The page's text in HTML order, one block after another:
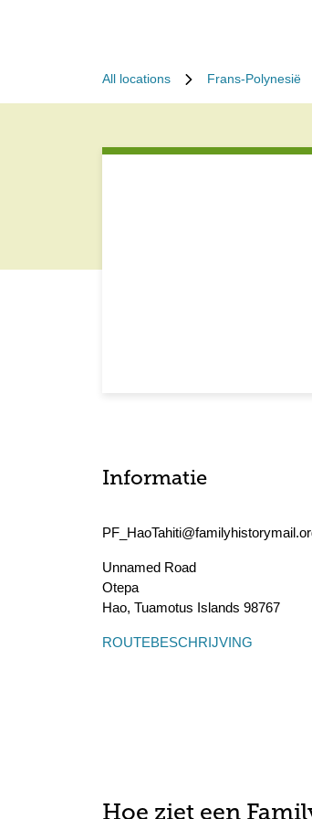
All locations Frans-Polynesië
Informatie
Unnamed Road
Otepa
Hao, Tuamotus Islands 98767
ROUTEBESCHRIJVING
Hoe ziet een